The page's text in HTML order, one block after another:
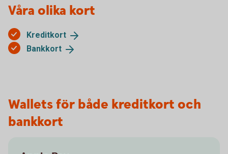
Våra olika kort
Kreditkort
Bankkort
Wallets för både kreditkort och
bankkort